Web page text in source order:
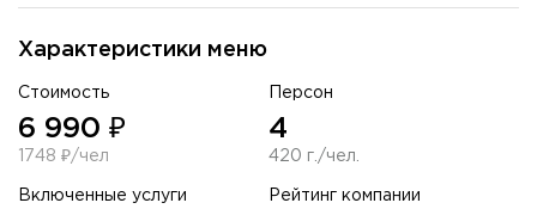
Характеристики меню
Стоимость
6 990 ₽
1748 ₽/чел
Персон
4
420 г./чел.
Включенные услуги Рейтинг компании